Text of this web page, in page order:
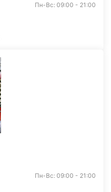
Пн-Вс: 09:00 - 21:00
Пн-Вс: 09:00 - 21:00